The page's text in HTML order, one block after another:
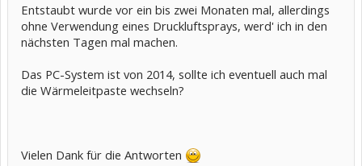
Entstaubt wurde vor ein bis zwei Monaten mal, allerdings
ohne Verwendung eines Druckluftsprays, werd' ich in den
nächsten Tagen mal machen.
Das PC-System ist von 2014, sollte ich eventuell auch mal
die Wärmeleitpaste wechseln?
Vielen Dank für die Antworten